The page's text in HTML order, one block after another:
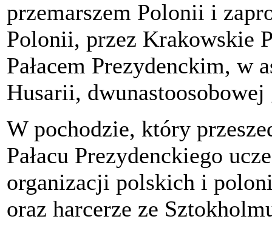
przemarszem Polonii i
Polonii, przez Krakowskie
Pałacem Prezydenckim, w
Husarii,
W pochodzie, który
Pałacu Prezydenckiego
organizacji polskich i
oraz harcerze ze